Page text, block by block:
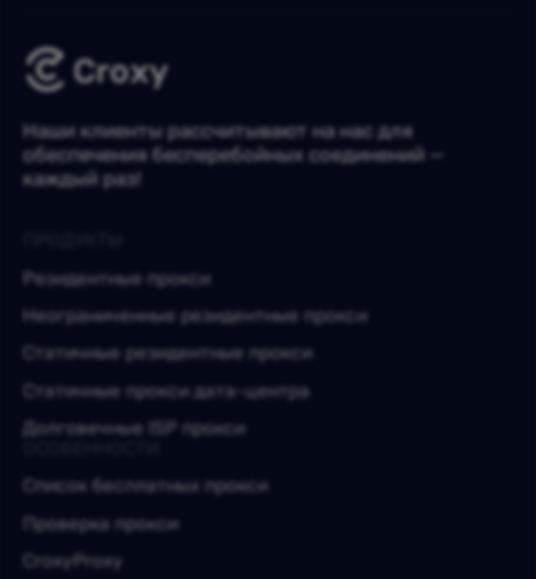
Наши клиенты рассчитывают на нас для
обеспечения бесперебойных соединений —
каждый раз!
Резидентные прокси
Неограниченные резидентные прокси
Статичные резидентные прокси
Статичные прокси дата-центра
Долговечные ISP прокси
Список бесплатных прокси
Проверка прокси
CroxyProxy